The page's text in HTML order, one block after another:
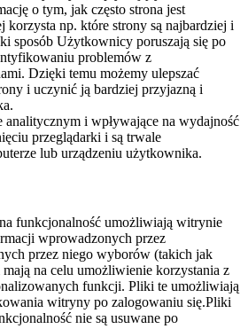
o tym, jak często strona jest
korzysta np. które strony są najbardziej i
sposób Użytkownicy poruszają się po
problemów z
Dzięki temu możemy ulepszać
i uczynić ją bardziej przyjazną i
analitycznym i wpływające na wydajność
przeglądarki i są trwale
lub urządzeniu użytkownika.
funkcjonalność umożliwiają witrynie
wprowadzonych przez
przez niego wyborów (takich jak
na celu umożliwienie korzystania z
funkcji. Pliki te umożliwiają
witryny po zalogowaniu się.Pliki
nie są usuwane po